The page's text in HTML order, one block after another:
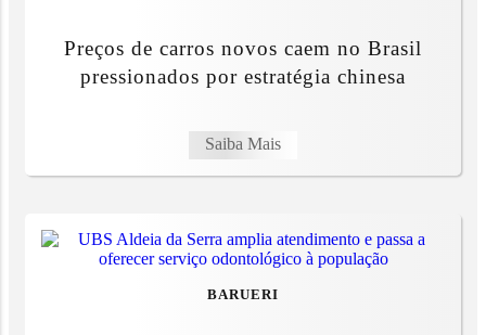
Preços de carros novos caem no Brasil
pressionados por estratégia chinesa
Saiba Mais
BARUERI